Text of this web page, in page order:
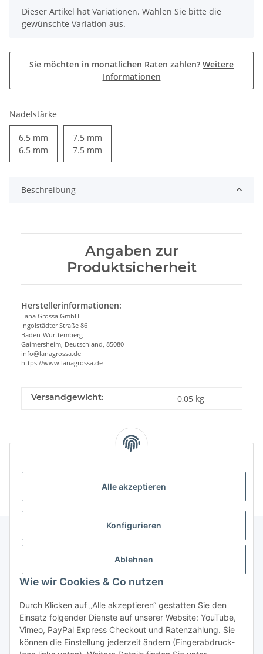
Alle akzeptieren
Konfigurieren
Ablehnen
Wie wir Cookies & Co nutzen
Durch Klicken auf „Alle akzeptieren“ gestatten Sie den
Einsatz folgender Dienste auf unserer Website: YouTube,
Vimeo, PayPal Express Checkout und Ratenzahlung. Sie
können die Einstellung jederzeit ändern (Fingerabdruck-
x
Dieser Artikel hat Variationen. Wählen Sie bitte die
gewünschte Variation aus.
Sie möchten in monatlichen Raten zahlen? Weitere
Informationen
Nadelstärke
6.5 mm
6.5 mm
7.5 mm
7.5 mm
Beschreibung
Angaben zur
Produktsicherheit
Herstellerinformationen:
Lana Grossa GmbH
Ingolstädter Straße 86
Baden-Württemberg
Gaimersheim, Deutschland, 85080
info@lanagrossa.de
https://www.lanagrossa.de
Produkteigenschaft
Wert
Versandgewicht: 0,05 kg
Gesetzliche Informationen